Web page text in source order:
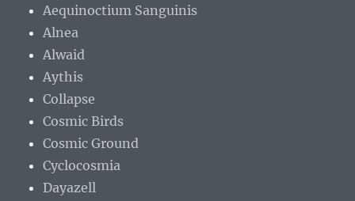
Aequinoctium Sanguinis
Alnea
Alwaid
Aythis
Collapse
Cosmic Birds
Cosmic Ground
Cyclocosmia
Dayazell